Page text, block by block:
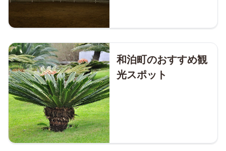
和泊町のおすすめ観
光スポット